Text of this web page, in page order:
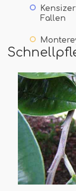
Fallen